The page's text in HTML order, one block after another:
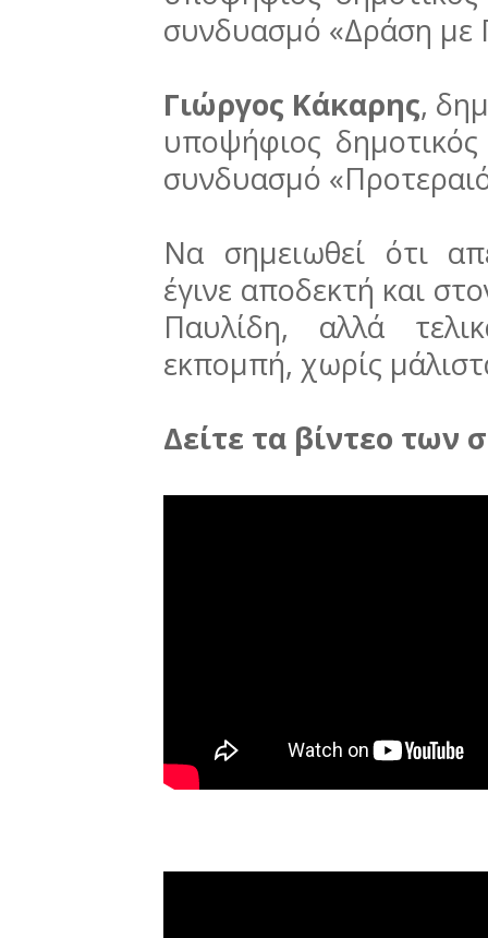
συνδυασμό «Δράση με
Γιώργος Κάκαρης,
υποψήφιος
συνδυασμό
Να σημειωθεί ότι
έγινε αποδεκτή και
Παυλίδη, αλλά
εκπομπή, χωρίς
Δείτε τα βίντεο των